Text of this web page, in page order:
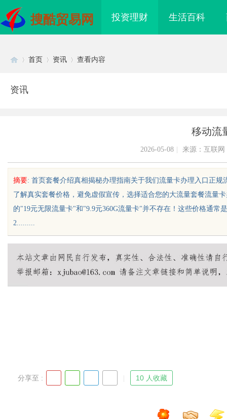
搜酷贸易网 投资理财 生活百科
sc
首页 资讯 查看内容
资讯
移动流
2026-05-08 来源：互联网
摘要: 首页套餐介绍真相揭秘办理指南关于我们流量卡办理入口正
了解真实套餐价格，避免虚假宣传，选择适合您的大流量套餐流量
的"19元无限流量卡"和"9.9元360G流量卡"并不存在！这些价格通常
2.........
分享至 : 10 人收藏
配眼镜